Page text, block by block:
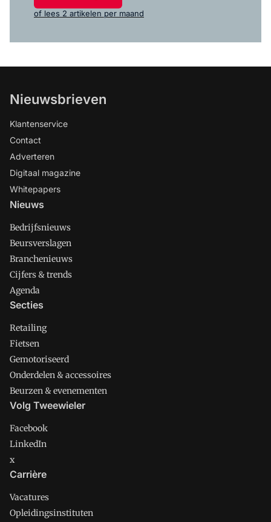
of lees 2 artikelen per maand
Nieuwsbrieven
Klantenservice
Contact
Adverteren
Digitaal magazine
Whitepapers
Nieuws
Bedrijfsnieuws
Beursverslagen
Branchenieuws
Cijfers & trends
Agenda
Secties
Retailing
Fietsen
Gemotoriseerd
Onderdelen & accessoires
Beurzen & evenementen
Volg Tweewieler
Facebook
LinkedIn
x
Carrière
Vacatures
Opleidingsinstituten